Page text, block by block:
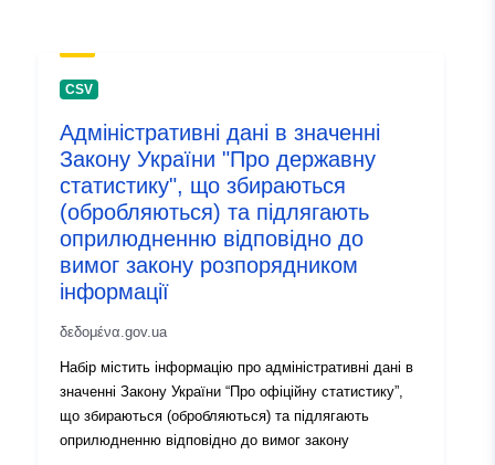
Αναγνωριστικά:
4d635e1e-5595-4560-bb34-
50077dac01e4
uriRef:
http://data.europa.eu/88u/dataset/
5595-4560-bb34-50077dac01e4
έκδοσης:
CSV
Адміністративні дані в значенні
Закону України "Про державну
статистику", що збираються
(обробляються) та підлягають
оприлюдненню відповідно до
вимог закону розпорядником
інформації
δεδομένα.gov.ua
Набір містить інформацію про адміністративні дані в
значенні Закону України “Про офіційну статистику”,
що збираються (обробляються) та підлягають
оприлюдненню відповідно до вимог закону